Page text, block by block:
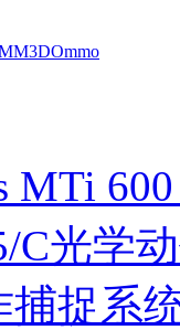
Ommo
MTi
C光学
捕捉系